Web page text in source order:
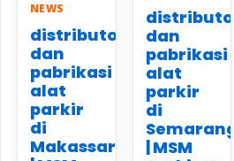
NEWS
distributor
dan
pabrikasi
alat
parkir
di
Makassar
distributor
dan
pabrikasi
alat
parkir
di
Semarang
| MSM